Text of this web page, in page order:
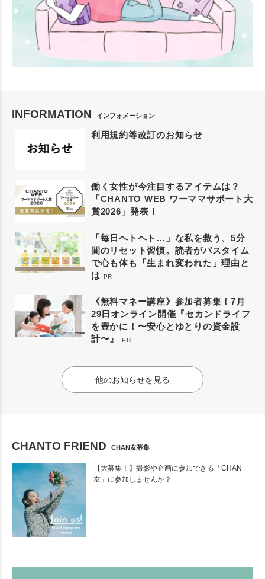
INFORMATION インフォメーション
利用規約等改訂のお知らせ
働く女性が今注目するアイテムは？
「CHANTO WEB ワーママサポート大
賞2026」発表！
「毎日ヘトヘト…」な私を救う、5分
間のリセット習慣。読者がバスタイム
で心も体も「生まれ変われた」理由と
は PR
《無料マネー講座》参加者募集！7月
29日オンライン開催『セカンドライフ
を豊かに！〜安心とゆとりの資金設
計〜』
PR
他のお知らせを見る
CHANTO FRIEND CHAN友募集
【大募集！】撮影や企画に参加できる「CHAN
友」に参加しませんか？